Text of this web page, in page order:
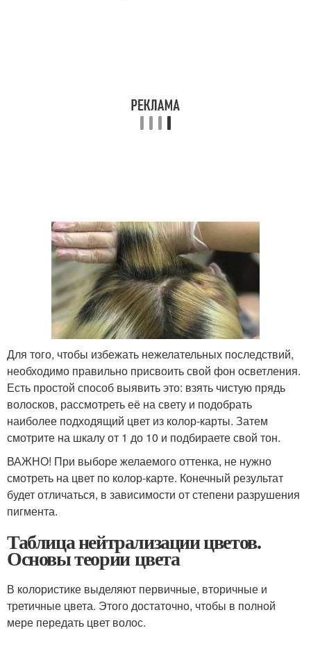
Для того, чтобы избежать нежелательных последствий,
необходимо правильно присвоить свой фон осветления.
Есть простой способ выявить это: взять чистую прядь
волосков, рассмотреть её на свету и подобрать
наиболее подходящий цвет из колор-карты. Затем
смотрите на шкалу от 1 до 10 и подбираете свой тон.
ВАЖНО! При выборе желаемого оттенка, не нужно
смотреть на цвет по колор-карте. Конечный результат
будет отличаться, в зависимости от степени разрушения
пигмента.
Таблица нейтрализации цветов.
Основы теории цвета
В колористике выделяют первичные, вторичные и
третичные цвета. Этого достаточно, чтобы в полной
мере передать цвет волос.